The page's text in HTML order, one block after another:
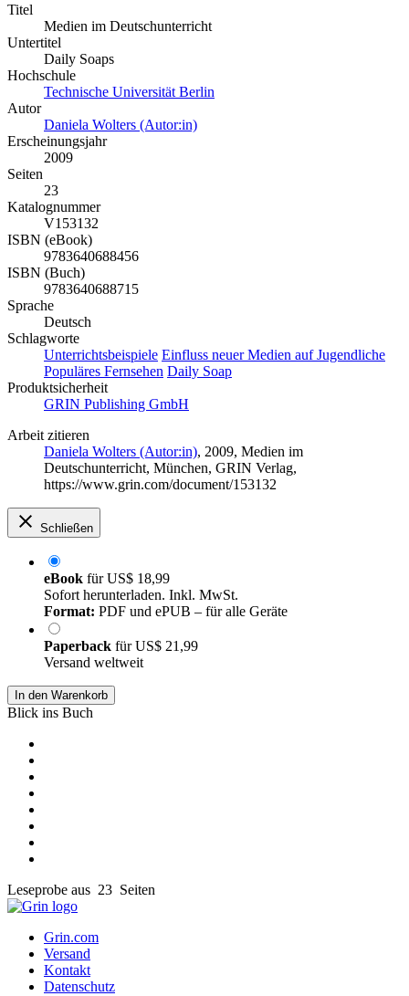
Titel
Medien im Deutschunterricht
Untertitel
Daily Soaps
Hochschule
Technische Universität Berlin
Autor
Daniela Wolters (Autor:in)
Erscheinungsjahr
2009
Seiten
23
Katalognummer
V153132
ISBN (eBook)
9783640688456
ISBN (Buch)
9783640688715
Sprache
Deutsch
Schlagworte
Unterrichtsbeispiele Einfluss neuer Medien auf Jugendliche
Populäres Fernsehen Daily Soap
Produktsicherheit
GRIN Publishing GmbH
Arbeit zitieren
Daniela Wolters (Autor:in), 2009, Medien im
Deutschunterricht, München, GRIN Verlag,
https://www.grin.com/document/153132
Schließen
eBook fürUS$ 18,99
Sofort herunterladen. Inkl. MwSt.
Format: PDF und ePUB – für alle Geräte
Paperback fürUS$ 21,99
Versand weltweit
In den Warenkorb
Blick ins Buch
Leseprobe aus 23 Seiten
Grin.com
Versand
Kontakt
Datenschutz